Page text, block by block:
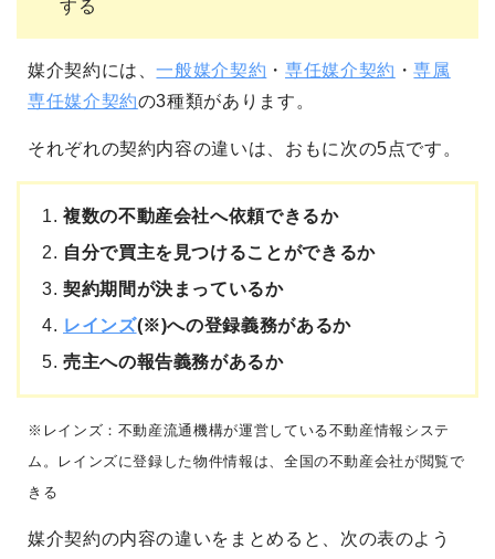
する
媒介契約には、一般媒介契約 ・ 専任媒介契約 ・専属
専任媒介契約の3種類があります。
それぞれの契約内容の違いは、おもに次の5点です。
複数の不動産会社へ依頼できるか
自分で買主を見つけることができるか
契約期間が決まっているか
レインズ(※)への登録義務があるか
売主への報告義務があるか
※レインズ：不動産流通機構が運営している不動産情報システ
ム。レインズに登録した物件情報は、全国の不動産会社が閲覧で
きる
媒介契約の内容の違いをまとめると、次の表のよう